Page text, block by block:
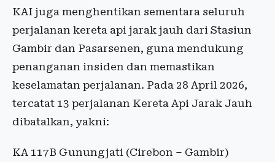
KAI juga menghentikan sementara seluruh
perjalanan kereta api jarak jauh dari Stasiun
Gambir dan Pasarsenen, guna mendukung
penanganan insiden dan memastikan
keselamatan perjalanan. Pada 28 April 2026,
tercatat 13 perjalanan Kereta Api Jarak Jauh
dibatalkan, yakni:
KA 117B Gunungjati (Cirebon – Gambir)